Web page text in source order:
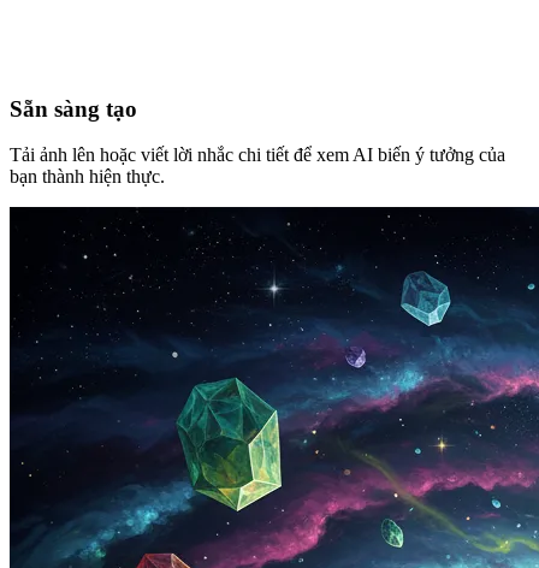
Sẵn sàng tạo
Tải ảnh lên hoặc viết lời nhắc chi tiết để xem AI biến ý tưởng của
bạn thành hiện thực.